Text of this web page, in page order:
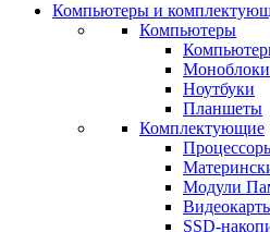
Компьютеры и
Компьютеры
Моноблоки
Ноутбуки
Планшеты
Комплектующие
Модули
SSD-